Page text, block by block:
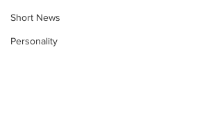
Short News
Personality